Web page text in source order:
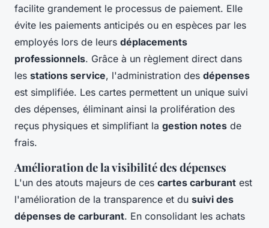
facilite grandement le processus de paiement. Elle
évite les paiements anticipés ou en espèces par les
employés lors de leurs déplacements
professionnels. Grâce à un règlement direct dans
les stations service, l'administration des dépenses
est simplifiée. Les cartes permettent un unique suivi
des dépenses, éliminant ainsi la prolifération des
reçus physiques et simplifiant la gestion notes de
frais.
Amélioration de la visibilité des dépenses
L'un des atouts majeurs de ces cartes carburant est
l'amélioration de la transparence et du suivi des
dépenses de carburant. En consolidant les achats